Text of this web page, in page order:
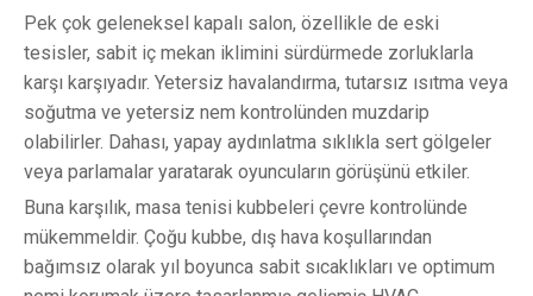
Pek çok geleneksel kapalı salon, özellikle de eski
tesisler, sabit iç mekan iklimini sürdürmede zorluklarla
karşı karşıyadır. Yetersiz havalandırma, tutarsız ısıtma veya
soğutma ve yetersiz nem kontrolünden muzdarip
olabilirler. Dahası, yapay aydınlatma sıklıkla sert gölgeler
veya parlamalar yaratarak oyuncuların görüşünü etkiler.
Buna karşılık, masa tenisi kubbeleri çevre kontrolünde
mükemmeldir. Çoğu kubbe, dış hava koşullarından
bağımsız olarak yıl boyunca sabit sıcaklıkları ve optimum